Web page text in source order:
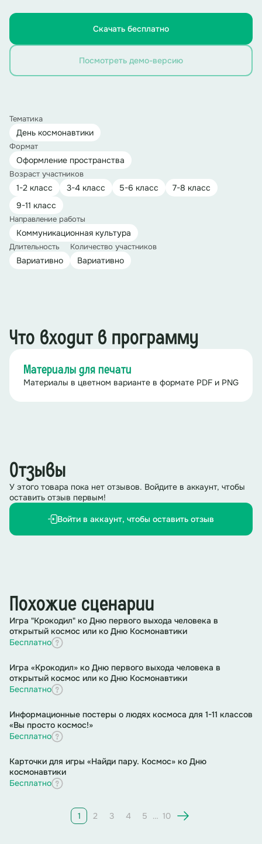
Скачать бесплатно
Посмотреть демо-версию
Тематика
День космонавтики
Формат
Оформление пространства
Возраст участников
1-2 класс 3-4 класс 5-6 класс
7-8 класс
9-11 класс
Направление работы
Коммуникационная культура
Длительность
Вариативно
Количество участников
Вариативно
Что входит в программу
Материалы для печати
Материалы в цветном варианте в формате PDF и PNG
Отзывы
У этого товара пока нет отзывов. Войдите в аккаунт, чтобы
оставить отзыв первым!
Войти в аккаунт, чтобы оставить отзыв
Похожие сценарии
Игра "Крокодил" ко Дню первого выхода человека в
открытый космос или ко Дню Космонавтики
Бесплатно
Игра «Крокодил» ко Дню первого выхода человека в
открытый космос или ко Дню Космонавтики
Бесплатно
Информационные постеры о людях космоса для 1-11 классов
«Вы просто космос!»
Бесплатно
Карточки для игры «Найди пару. Космос» ко Дню
космонавтики
Бесплатно
1 2 3 4 5 … 10